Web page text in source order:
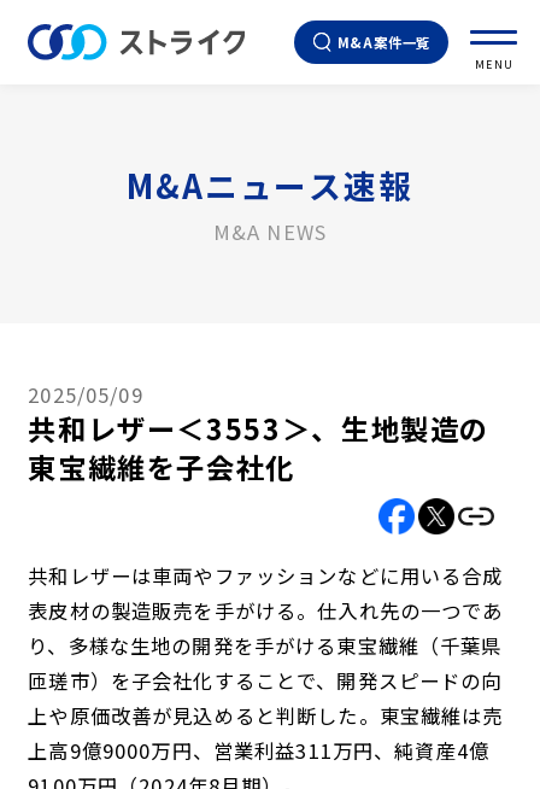
M&A案件一覧
MENU
M&Aニュース速報
M&A NEWS
2025/05/09
共和レザー＜3553＞、生地製造の
東宝繊維を子会社化
共和レザーは車両やファッションなどに用いる合成
表皮材の製造販売を手がける。仕入れ先の一つであ
り、多様な生地の開発を手がける東宝繊維（千葉県
匝瑳市）を子会社化することで、開発スピードの向
上や原価改善が見込めると判断した。東宝繊維は売
上高9億9000万円、営業利益311万円、純資産4億